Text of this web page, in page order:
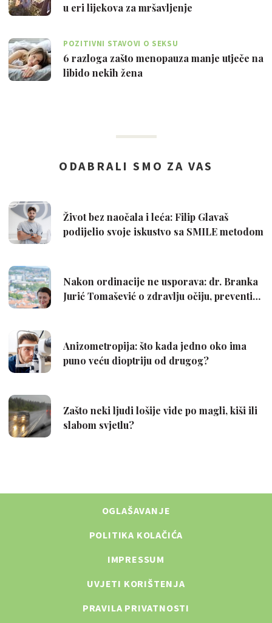
u eri lijekova za mršavljenje
POZITIVNI STAVOVI O SEKSU
6 razloga zašto menopauza manje utječe na
libido nekih žena
OGLAŠAVANJE
POLITIKA KOLAČIĆA
IMPRESSUM
UVJETI KORIŠTENJA
PRAVILA PRIVATNOSTI